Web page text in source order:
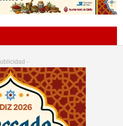
-